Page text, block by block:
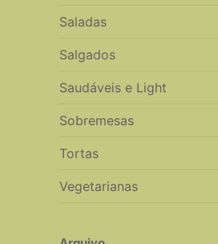
Saladas
Salgados
Saudáveis e Light
Sobremesas
Tortas
Vegetarianas